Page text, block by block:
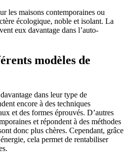
les maisons contemporaines ou
écologique, noble et isolant. La
eux davantage dans l’auto-
modèles de
dans leur type de
encore à des techniques
et des formes éprouvés. D’autres
et répondent à des méthodes
donc plus chères. Cependant, grâce
cela permet de rentabiliser